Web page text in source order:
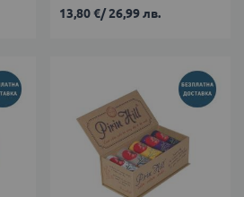
13,80 €/26,99 лв.